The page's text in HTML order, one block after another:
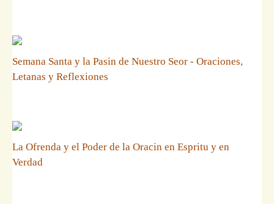
Semana Santa y la Pasin de Nuestro Seor - Oraciones,
Letanas y Reflexiones
La Ofrenda y el Poder de la Oracin en Espritu y en
Verdad